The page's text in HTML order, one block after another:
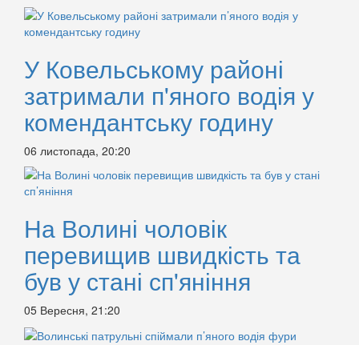
У Ковельському районі
затримали п'яного водія у
комендантську годину
06 листопада, 20:20
На Волині чоловік
перевищив швидкість та
був у стані сп'яніння
05 Вересня, 21:20